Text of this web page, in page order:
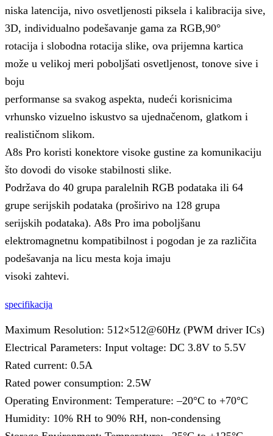
niska latencija, nivo osvetljenosti piksela i kalibracija sive,
3D, individualno podešavanje gama za RGB,90°
rotacija i slobodna rotacija slike, ova prijemna kartica
može u velikoj meri poboljšati osvetljenost, tonove sive i
boju
performanse sa svakog aspekta, nudeći korisnicima
vrhunsko vizuelno iskustvo sa ujednačenom, glatkom i
realističnom slikom.
A8s Pro koristi konektore visoke gustine za komunikaciju
što dovodi do visoke stabilnosti slike.
Podržava do 40 grupa paralelnih RGB podataka ili 64
grupe serijskih podataka (proširivo na 128 grupa
serijskih podataka). A8s Pro ima poboljšanu
elektromagnetnu kompatibilnost i pogodan je za različita
podešavanja na licu mesta koja imaju
visoki zahtevi.
specifikacija
Maximum Resolution: 512×512@60Hz (PWM driver ICs)
Electrical Parameters: Input voltage: DC 3.8V to 5.5V
Rated current: 0.5A
Rated power consumption: 2.5W
Operating Environment: Temperature: –20°C to +70°C
Humidity: 10% RH to 90% RH, non-condensing